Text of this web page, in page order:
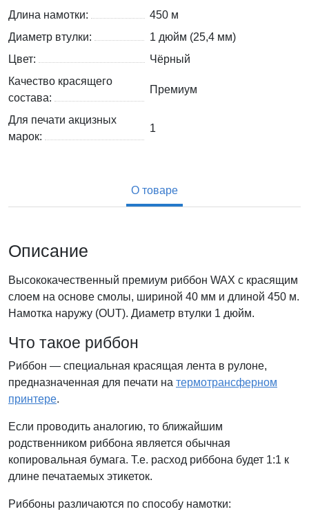
Длина намотки:
450 м
Диаметр втулки:
1 дюйм (25,4 мм)
Цвет:
Чёрный
Качество красящего
состава:
Премиум
Для печати акцизных
марок:
1
О товаре
Описание
Высококачественный премиум риббон WAX с красящим
слоем на основе смолы, шириной 40 мм и длиной 450 м.
Намотка наружу (OUT). Диаметр втулки 1 дюйм.
Что такое риббон
Риббон — специальная красящая лента в рулоне,
предназначенная для печати на термотрансферном
принтере.
Если проводить аналогию, то ближайшим
родственником риббона является обычная
копировальная бумага. Т.е. расход риббона будет 1:1 к
длине печатаемых этикеток.
Риббоны различаются по способу намотки: